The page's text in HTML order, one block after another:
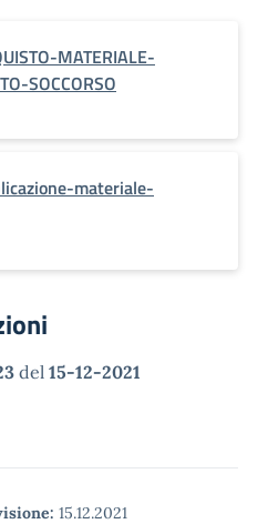
MATERIALE-
SOCCORSO
materiale-
del 15-12-2021
15.12.2021